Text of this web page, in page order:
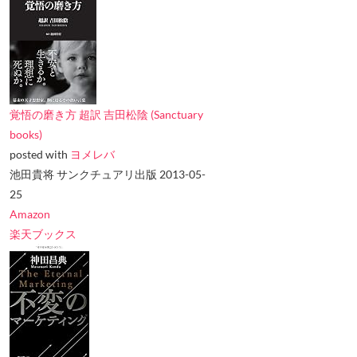
覚悟の磨き方 超訳 吉田松陰 (Sanctuary
books)
posted with ヨメレバ
池田貴将 サンクチュアリ出版 2013-05-
25
Amazon
楽天ブックス